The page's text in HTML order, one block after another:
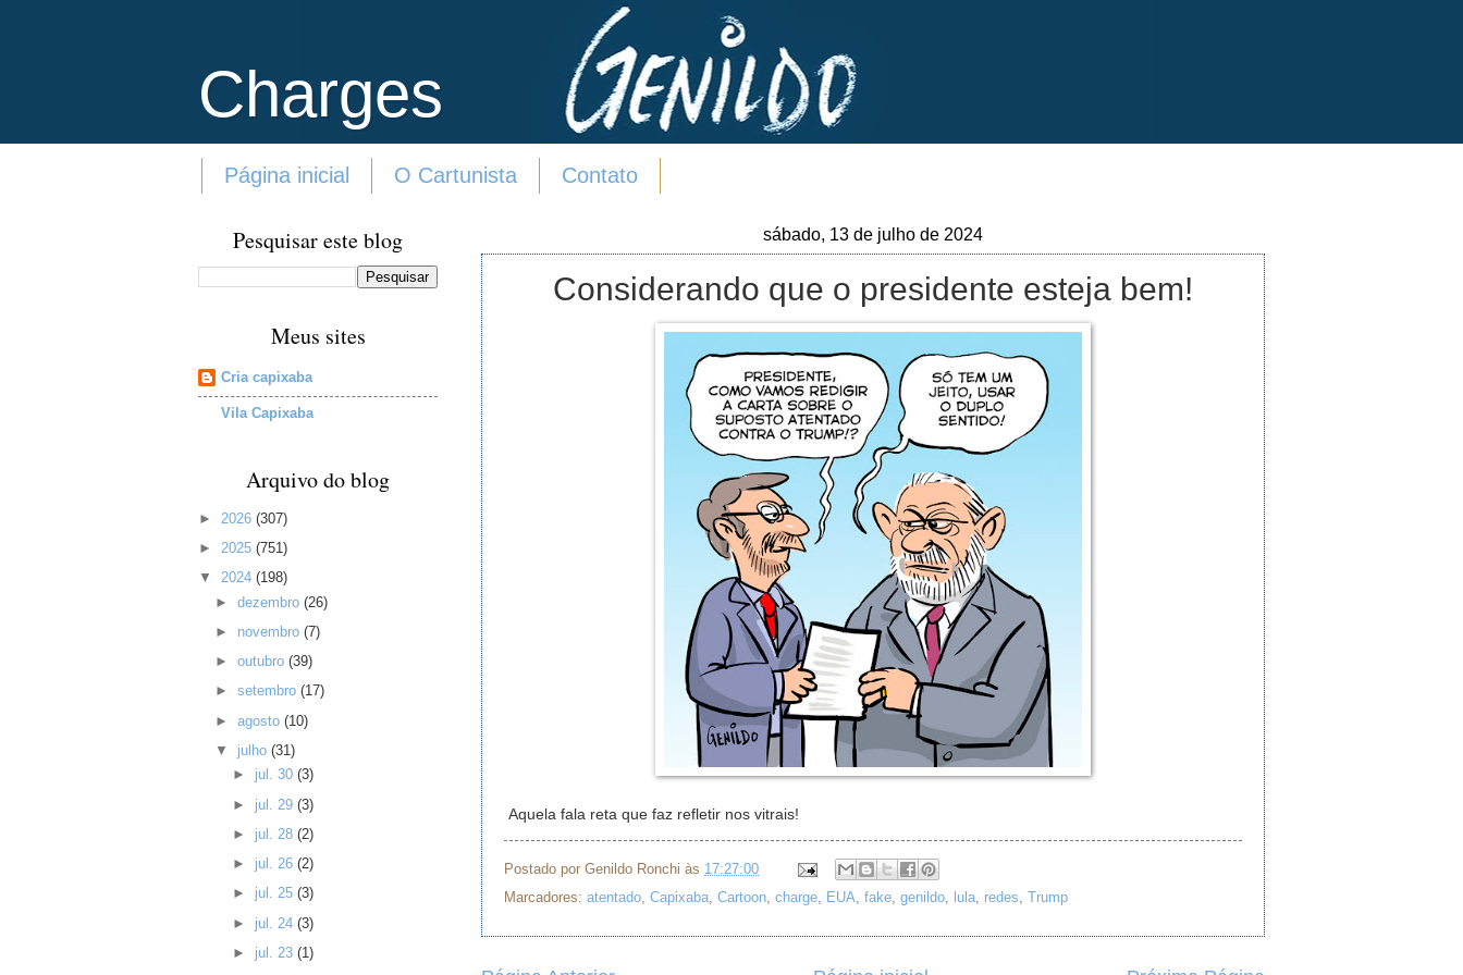
Charges
Página inicial O Cartunista Contato
sábado, 13 de julho de 2024
Considerando que o presidente esteja bem!
Aquela fala reta que faz refletir nos vitrais!
Postado por Genildo Ronchi às 17:27:00
Marcadores: atentado, Capixaba, Cartoon, charge, EUA, fake, genildo, lula, redes, Trump
Pesquisar este blog
Meus sites
Cria capixaba
Vila Capixaba
Arquivo do blog
► 2026 (307)
► 2025 (751)
▼ 2024 (198)
►dezembro(26)
► novembro(7)
►outubro(39)
►setembro(17)
►agosto(10)
▼ julho(31)
► jul. 30 (3)
► jul. 29 (3)
► jul. 28 (2)
► jul. 26 (2)
► jul. 25 (3)
► jul. 24 (3)
► jul. 23 (1)